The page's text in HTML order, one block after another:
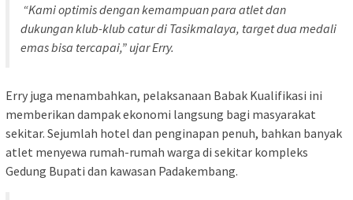
“Kami optimis dengan kemampuan para atlet dan
dukungan klub-klub catur di Tasikmalaya, target dua medali
emas bisa tercapai,” ujar Erry.
Erry juga menambahkan, pelaksanaan Babak Kualifikasi ini
memberikan dampak ekonomi langsung bagi masyarakat
sekitar. Sejumlah hotel dan penginapan penuh, bahkan banyak
atlet menyewa rumah-rumah warga di sekitar kompleks
Gedung Bupati dan kawasan Padakembang.